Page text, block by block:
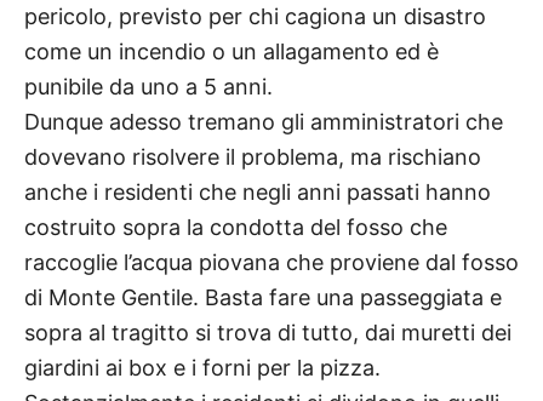
pericolo, previsto per chi cagiona un disastro
come un incendio o un allagamento ed è
punibile da uno a 5 anni.
Dunque adesso tremano gli amministratori che
dovevano risolvere il problema, ma rischiano
anche i residenti che negli anni passati hanno
costruito sopra la condotta del fosso che
raccoglie l’acqua piovana che proviene dal fosso
di Monte Gentile. Basta fare una passeggiata e
sopra al tragitto si trova di tutto, dai muretti dei
giardini ai box e i forni per la pizza.